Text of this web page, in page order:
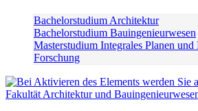
Bachelorstudium Architektur
Bachelorstudium Bauingenieurwesen
Masterstudium Integrales Planen und
Forschung
Fakultät Architektur und